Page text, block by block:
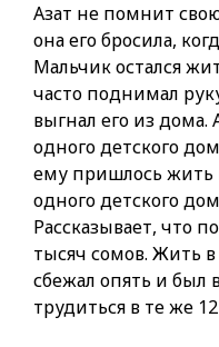
Азат не помнит
она его бросила,
Мальчик остался
часто поднимал
выгнал его из дома.
одного детского
ему пришлось жить
одного детского
Рассказывает, что
тысяч сомов. Жить
сбежал опять и был
трудиться в те же